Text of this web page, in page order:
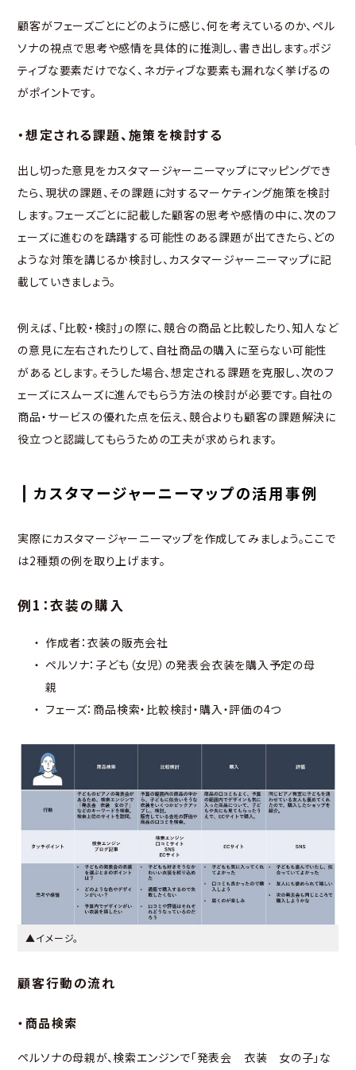
顧客がフェーズごとにどのように感じ、何を考えているのか、ペル
ソナの視点で思考や感情を具体的に推測し、書き出します。ポジ
ティブな要素だけでなく、ネガティブな要素も漏れなく挙げるの
がポイントです。
・想定される課題、施策を検討する
出し切った意見をカスタマージャーニーマップにマッピングでき
たら、現状の課題、その課題に対するマーケティング施策を検討
します。フェーズごとに記載した顧客の思考や感情の中に、次のフ
ェーズに進むのを躊躇する可能性のある課題が出てきたら、どの
ような対策を講じるか検討し、カスタマージャーニーマップに記
載していきましょう。
例えば、「比較・検討」の際に、競合の商品と比較したり、知人など
の意見に左右されたりして、自社商品の購入に至らない可能性
があるとします。そうした場合、想定される課題を克服し、次のフ
ェーズにスムーズに進んでもらう方法の検討が必要です。自社の
商品・サービスの優れた点を伝え、競合よりも顧客の課題解決に
役立つと認識してもらうための工夫が求められます。
カスタマージャーニーマップの活用事例
実際にカスタマージャーニーマップを作成してみましょう。ここで
は2種類の例を取り上げます。
例1：衣装の購入
作成者：衣装の販売会社
ペルソナ：子ども（女児）の発表会衣装を購入予定の母
親
フェーズ：商品検索・比較検討・購入・評価の4つ
▲イメージ。
顧客行動の流れ
・商品検索
ペルソナの母親が、検索エンジンで「発表会 衣装 女の子」な